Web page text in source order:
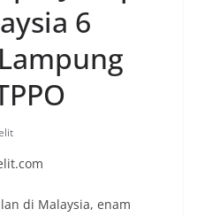
6
di Malaysia, enam